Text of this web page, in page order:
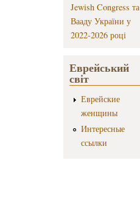
Jewish Congress та
Вааду України у
2022-2026 році
Еврейський
світ
Еврейские
женщины
Интересные
ссылки